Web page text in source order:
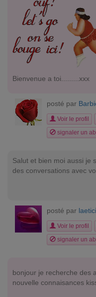
Bienvenue a toi.........xxx
posté par
Voir le profil
signaler un
Salut et bien moi aussi je
des conversations avec
posté par
Voir le profil
signaler un
bonjour je recherche des
nouvelle connaisances